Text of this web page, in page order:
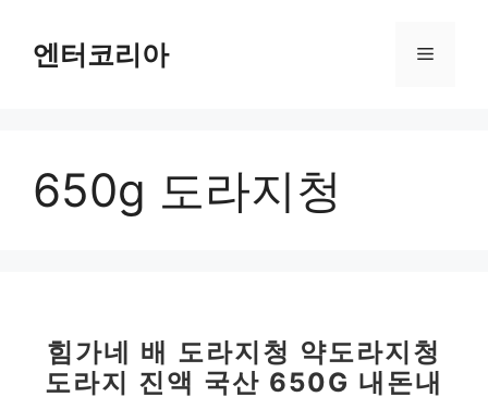
엔터코리아 메
650g 도라지청
힘가네 배 도라지청 약도라지청
도라지 진액 국산 650G 내돈내